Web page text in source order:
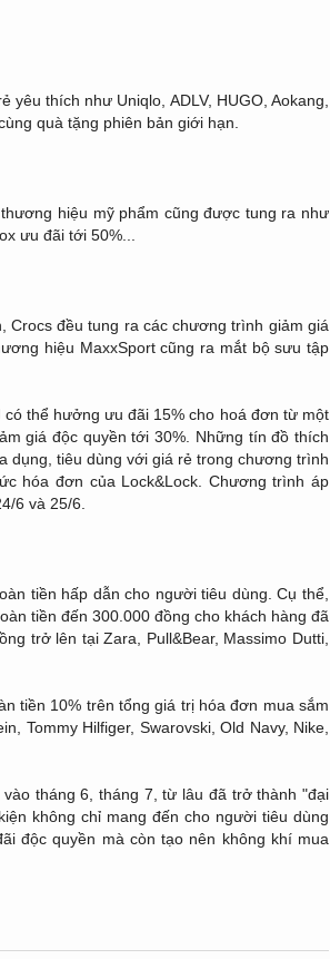
thích như Uniqlo, ADLV, HUGO, Aokang,
quà tặng phiên bản giới hạn.
hiệu mỹ phẩm cũng được tung ra như
ưu đãi tới 50%...
Crocs đều tung ra các chương trình giảm giá
hiệu MaxxSport cũng ra mắt bộ sưu tập
thể hưởng ưu đãi 15% cho hoá đơn từ một
giá độc quyền tới 30%. Những tín đồ thích
dụng, tiêu dùng với giá rẻ trong chương trình
hóa đơn của Lock&Lock. Chương trình áp
6 và 25/6.
tiền hấp dẫn cho người tiêu dùng. Cụ thể,
tiền đến 300.000 đồng cho khách hàng đã
trở lên tại Zara, Pull&Bear, Massimo Dutti,
tiền 10% trên tổng giá trị hóa đơn mua sắm
Tommy Hilfiger, Swarovski, Old Navy, Nike,
tháng 6, tháng 7, từ lâu đã trở thành "đại
không chỉ mang đến cho người tiêu dùng
độc quyền mà còn tạo nên không khí mua